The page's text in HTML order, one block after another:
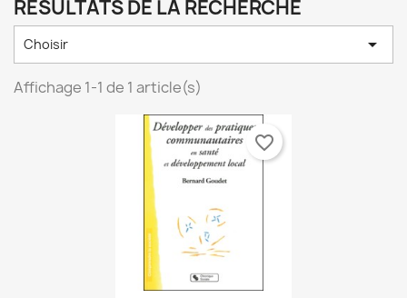
RÉSULTATS DE LA RECHERCHE
Choisir 
Affichage 1-1 de 1 article(s)
favorite_border